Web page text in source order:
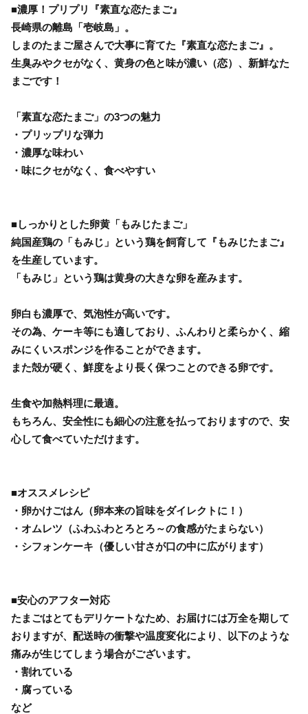
■濃厚！プリプリ『素直な恋たまご』
長崎県の離島「壱岐島」。
しまのたまご屋さんで大事に育てた『素直な恋たまご』。
生臭みやクセがなく、黄身の色と味が濃い（恋）、新鮮なた
まごです！
「素直な恋たまご」の3つの魅力
・プリップリな弾力
・濃厚な味わい
・味にクセがなく、食べやすい
■しっかりとした卵黄「もみじたまご」
純国産鶏の「もみじ」という鶏を飼育して『もみじたまご』
を生産しています。
「もみじ」という鶏は黄身の大きな卵を産みます。
卵白も濃厚で、気泡性が高いです。
その為、ケーキ等にも適しており、ふんわりと柔らかく、縮
みにくいスポンジを作ることができます。
また殻が硬く、鮮度をより長く保つことのできる卵です。
生食や加熱料理に最適。
もちろん、安全性にも細心の注意を払っておりますので、安
心して食べていただけます。
■オススメレシピ
・卵かけごはん（卵本来の旨味をダイレクトに！）
・オムレツ（ふわふわとろとろ～の食感がたまらない）
・シフォンケーキ（優しい甘さが口の中に広がります）
■安心のアフター対応
たまごはとてもデリケートなため、お届けには万全を期して
おりますが、配送時の衝撃や温度変化により、以下のような
痛みが生じてしまう場合がございます。
・割れている
・腐っている
など